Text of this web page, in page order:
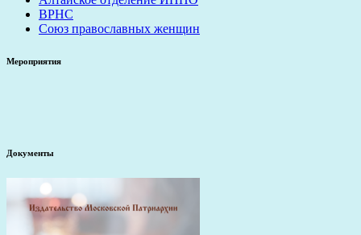
ВРНС
Союз православных женщин
Мероприятия
Документы